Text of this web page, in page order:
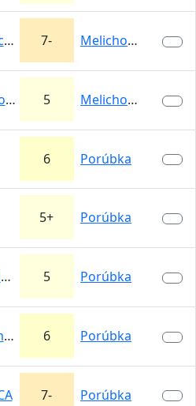
Malá strecha 7- Melichova skala
Dvojskobová 5 Melichova skala
6 Porúbka
5+ Porúbka
Zlatá hodinka 5 Porúbka
Život na malých skalách 6 Porúbka
7- Porúbka